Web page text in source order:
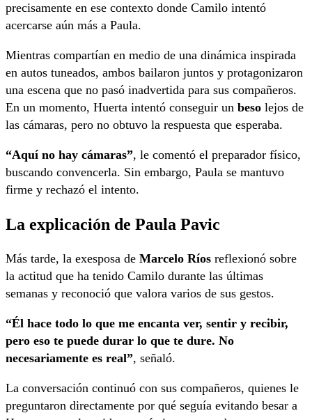
precisamente en ese contexto donde Camilo intentó
acercarse aún más a Paula.
Mientras compartían en medio de una dinámica inspirada
en autos tuneados, ambos bailaron juntos y protagonizaron
una escena que no pasó inadvertida para sus compañeros.
En un momento, Huerta intentó conseguir un beso lejos de
las cámaras, pero no obtuvo la respuesta que esperaba.
“Aquí no hay cámaras”, le comentó el preparador físico,
buscando convencerla. Sin embargo, Paula se mantuvo
firme y rechazó el intento.
La explicación de Paula Pavic
Más tarde, la exesposa de Marcelo Ríos reflexionó sobre
la actitud que ha tenido Camilo durante las últimas
semanas y reconoció que valora varios de sus gestos.
“Él hace todo lo que me encanta ver, sentir y recibir,
pero eso te puede durar lo que te dure. No
necesariamente es real”, señaló.
La conversación continuó con sus compañeros, quienes le
preguntaron directamente por qué seguía evitando besar a